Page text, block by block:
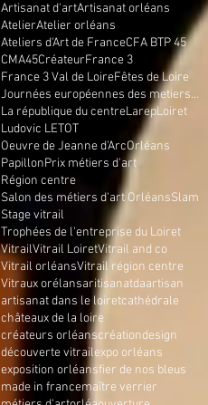
Artisanat d'artArtisanat orléans
AtelierAtelier orléans
Ateliers d'Art de FranceCFA BTP 45
CMA45CréateurFrance 3
France 3 Val de LoireFêtes de Loire
Journées européennes des metiers d'art
La république du centreLarepLoiret
Ludovic LETOT
Oeuvre de Jeanne d'ArcOrléans
PapillonPrix métiers d'art
Région centre
Salon des métiers d'art OrléansSlam
Stage vitrail
Trophées de l'entreprise du Loiret
VitrailVitrail LoiretVitrail and co
Vitrail orléansVitrail région centre
Vitraux orélansaritisanatdaartisan
artisanat dans le loiretcathédrale
châteaux de la loire
créateurs orléanscréationdesign
découverte vitrailexpo orléans
exposition orléansfier de nos bleus
made in francemaître verrier